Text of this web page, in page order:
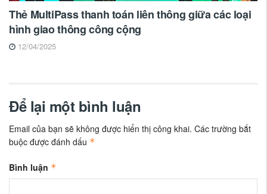
Thẻ MultiPass thanh toán liên thông giữa các loại
hình giao thông công cộng
12/04/2025
Để lại một bình luận
Email của bạn sẽ không được hiển thị công khai. Các trường bắt
buộc được đánh dấu *
Bình luận *